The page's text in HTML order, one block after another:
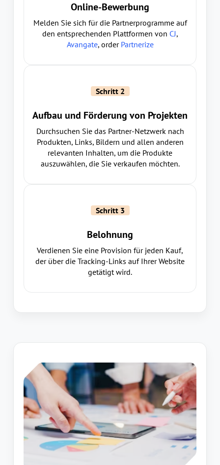
Online-Bewerbung
Melden Sie sich für die Partnerprogramme auf
den entsprechenden Plattformen von CJ,
Avangate, order Partnerize
Schritt 2
Aufbau und Förderung von Projekten
Durchsuchen Sie das Partner-Netzwerk nach
Produkten, Links, Bildern und allen anderen
relevanten Inhalten, um die Produkte
auszuwählen, die Sie verkaufen möchten.
Schritt 3
Belohnung
Verdienen Sie eine Provision für jeden Kauf,
der über die Tracking-Links auf Ihrer Website
getätigt wird.